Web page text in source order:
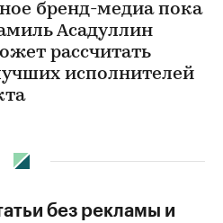
бренд-медиа пока
Асадуллин
рассчитать
исполнителей
без рекламы и